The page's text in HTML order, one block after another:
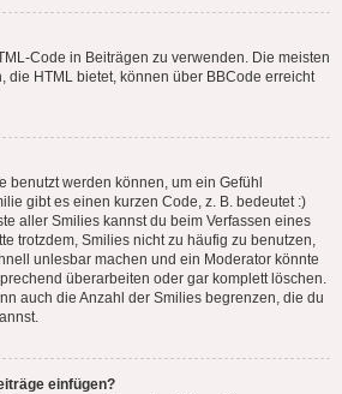
Code in Beiträgen zu verwenden. Die meisten
die HTML bietet, können über BBCode erreicht
benutzt werden können, um ein Gefühl
gibt es einen kurzen Code, z. B. bedeutet :)
aller Smilies kannst du beim Verfassen eines
trotzdem, Smilies nicht zu häufig zu benutzen,
unlesbar machen und ein Moderator könnte
überarbeiten oder gar komplett löschen.
auch die Anzahl der Smilies begrenzen, die du
einfügen?